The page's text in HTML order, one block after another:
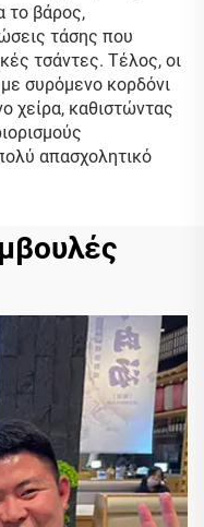
το βάρος,
τάσης που
τσάντες. Τέλος, οι
συρόμενο κορδόνι
χείρα, καθιστώντας
απασχολητικό